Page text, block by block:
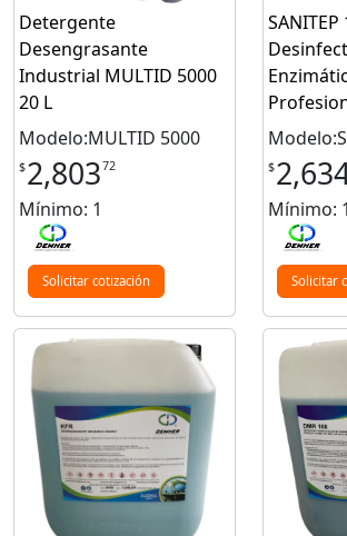
Detergente
Desengrasante
Industrial MULTID 5000
20 L
Modelo:MULTID 5000
$2,80372
Mínimo: 1
Solicitar cotización
SANITEP
$
Mínimo: 1
Solicitar